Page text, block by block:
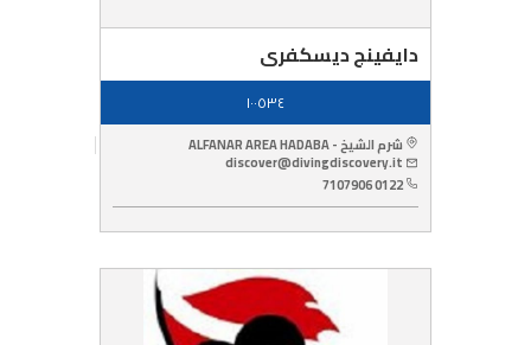
دايفينج ديسكفرى
١٠٠٥٣٤
شرم الشيخ - ALFANAR AREA HADABA
discover@divingdiscovery.it
0122 7107906